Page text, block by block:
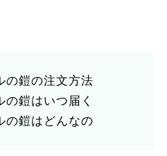
の鎧の注文方法
鎧はいつ届く
の鎧はどんなの